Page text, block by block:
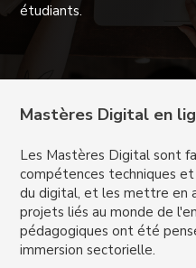
étudiants.
Mastères Digital en
Les Mastères Digital sont
compétences techniques
du digital, et les mettre en
projets liés au monde de
pédagogiques ont été
immersion sectorielle.